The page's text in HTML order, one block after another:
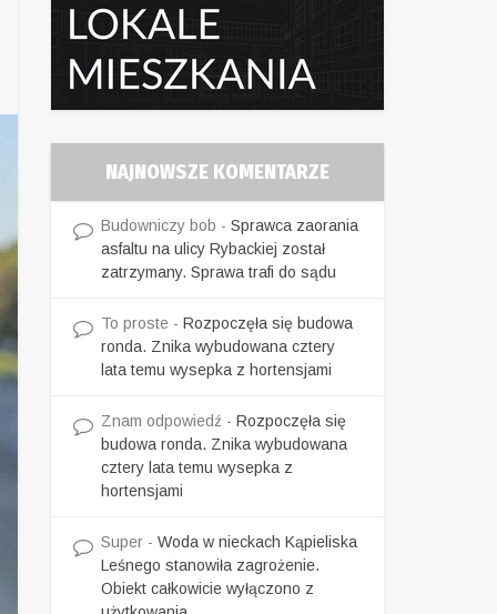
NAJNOWSZE KOMENTARZE
Budowniczy bob - Sprawca zaorania
asfaltu na ulicy Rybackiej został
zatrzymany. Sprawa trafi do sądu
To proste - Rozpoczęła się budowa
ronda. Znika wybudowana cztery
lata temu wysepka z hortensjami
Znam odpowiedź - Rozpoczęła się
budowa ronda. Znika wybudowana
cztery lata temu wysepka z
hortensjami
Super - Woda w nieckach Kąpieliska
Leśnego stanowiła zagrożenie.
Obiekt całkowicie wyłączono z